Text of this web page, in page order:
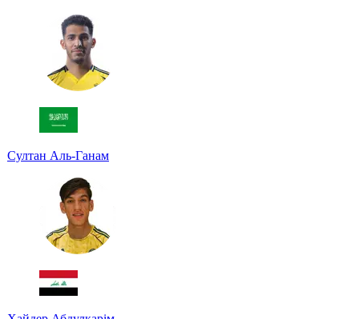
Султан Аль-Ганам